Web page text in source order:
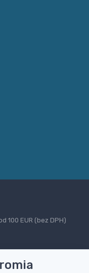
100 EUR (bez DPH)